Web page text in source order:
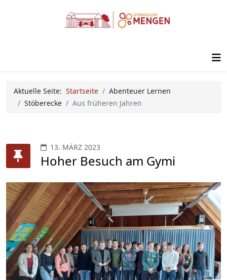
Aktuelle Seite: Startseite
Abenteuer Lernen
Stöberecke
Aus früheren Jahren
13. MÄRZ 2023
Hoher Besuch am Gymi